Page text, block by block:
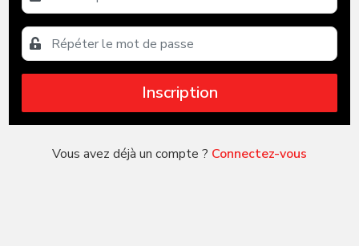
Inscription
Vous avez déjà un compte ? Connectez-vous